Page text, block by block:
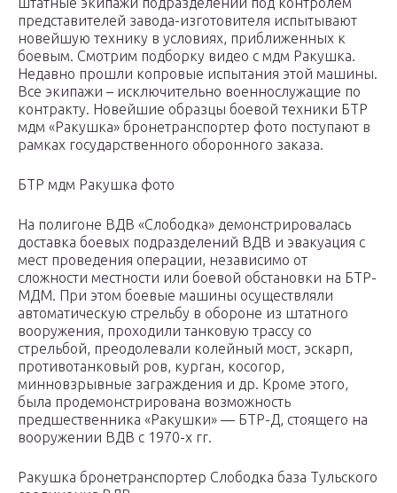
представителей завода-изготовителя испытывают
новейшую технику в условиях, приближенных к
боевым. Смотрим подборку видео с мдм Ракушка.
Недавно прошли копровые испытания этой машины.
Все экипажи – исключительно военнослужащие по
контракту. Новейшие образцы боевой техники БТР
мдм «Ракушка» бронетранспортер фото поступают в
рамках государственного оборонного заказа.
БТР мдм Ракушка фото
На полигоне ВДВ «Слободка» демонстрировалась
доставка боевых подразделений ВДВ и эвакуация с
мест проведения операции, независимо от
сложности местности или боевой обстановки на БТР-
МДМ. При этом боевые машины осуществляли
автоматическую стрельбу в обороне из штатного
вооружения, проходили танковую трассу со
стрельбой, преодолевали колейный мост, эскарп,
противотанковый ров, курган, косогор,
минновзрывные заграждения и др. Кроме этого,
была продемонстрирована возможность
предшественника «Ракушки» — БТР-Д, стоящего на
вооружении ВДВ с 1970-х гг.
Ракушка бронетранспортер Слободка база Тульского